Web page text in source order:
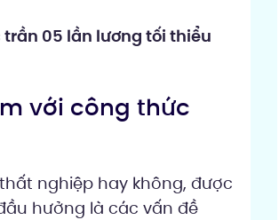
05 lần lương tối thiểu
với công thức
nghiệp hay không, được
hưởng là các vấn đề